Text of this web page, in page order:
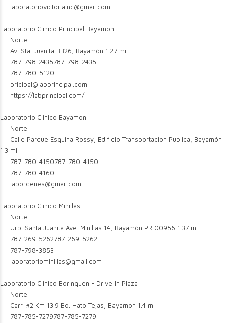
laboratoriovictoriainc@gmail.com
Laboratorio Clinico Principal Bayamon
Norte
Av. Sta. Juanita BB26, Bayamón 1.27 mi
787-798-2435787-798-2435
787-780-5120
pricipal@labprincipal.com
https://labprincipal.com/
Laboratorio Clinico Bayamon
Norte
Calle Parque Esquina Rossy, Edificio Transportacion Publica, Bayamón
1.3 mi
787-780-4150787-780-4150
787-780-4160
labordenes@gmail.com
Laboratorio Clinico Minillas
Norte
Urb. Santa Juanita Ave. Minillas 14, Bayamón PR 00956 1.37 mi
787-269-5262787-269-5262
787-798-3853
laboratoriominillas@gmail.com
Laboratorio Clinico Borinquen - Drive In Plaza
Norte
Carr. #2 Km 13.9 Bo. Hato Tejas, Bayamon 1.4 mi
787-785-7279787-785-7279